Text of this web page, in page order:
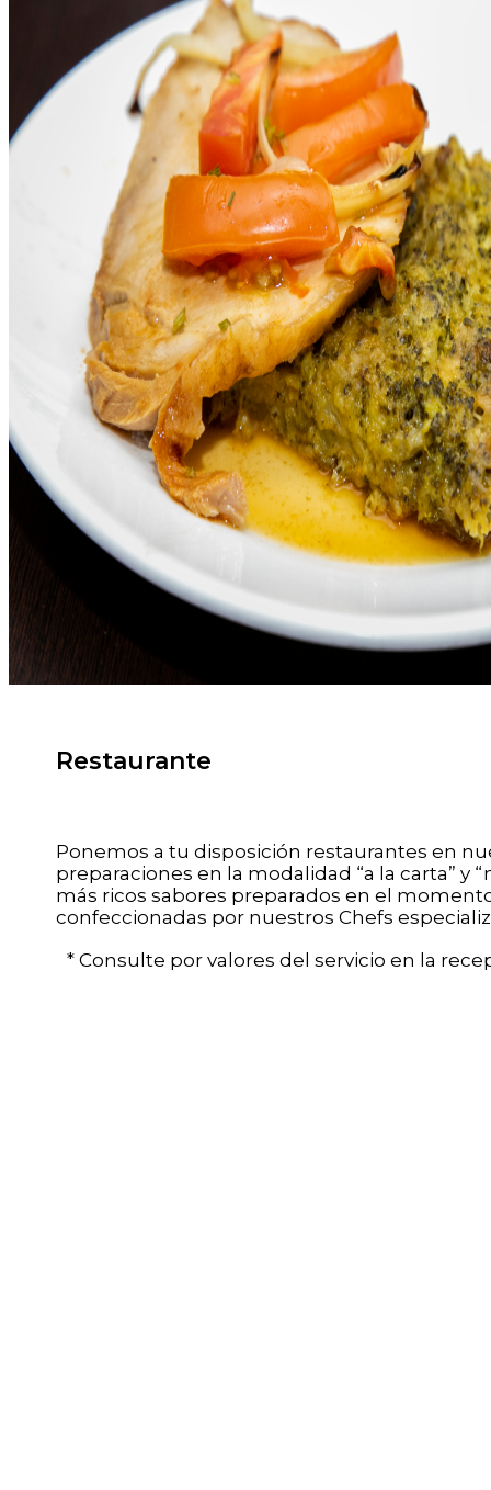
Restaurante
Ponemos a tu disposición restaurantes en
preparaciones en la modalidad “a la carta” y
más ricos sabores preparados en el
confeccionadas por nuestros Chefs
* Consulte por valores del servicio en la